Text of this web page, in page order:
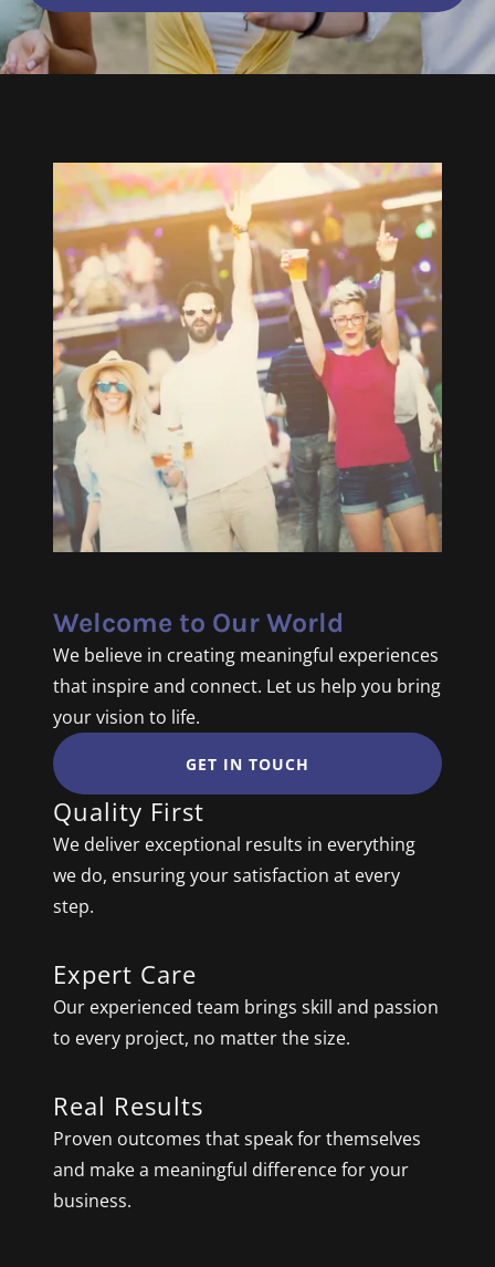
Welcome to Our World
We believe in creating meaningful experiences
that inspire and connect. Let us help you bring
your vision to life.
GET IN TOUCH
Quality First
We deliver exceptional results in everything
we do, ensuring your satisfaction at every
step.
Expert Care
Our experienced team brings skill and passion
to every project, no matter the size.
Real Results
Proven outcomes that speak for themselves
and make a meaningful difference for your
business.